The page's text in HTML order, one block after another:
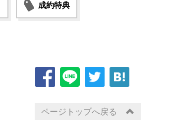
成約特典
ページトップへ戻る